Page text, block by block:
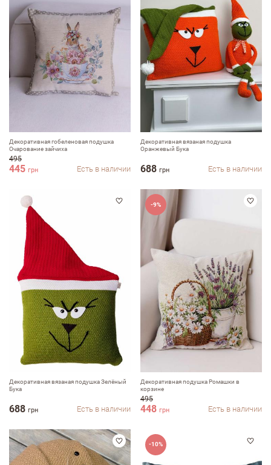
Декоративная гобеленовая подушка
Очарование зайчиха
495
445 грн Есть в наличии
Декоративная вязаная подушка
Оранжевый Бука
688 грн Есть в наличии
Декоративная вязаная подушка Зелёный
Бука
688 грн Есть в наличии
-9%
Декоративная подушка Ромашки в
корзине
495
448 грн Есть в наличии
-10%